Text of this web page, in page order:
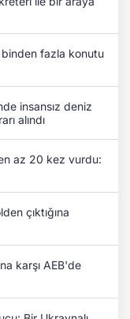
binden fazla konutu
insansız deniz
alındı
az 20 kez vurdu:
çıktığına
karşı AEB'de